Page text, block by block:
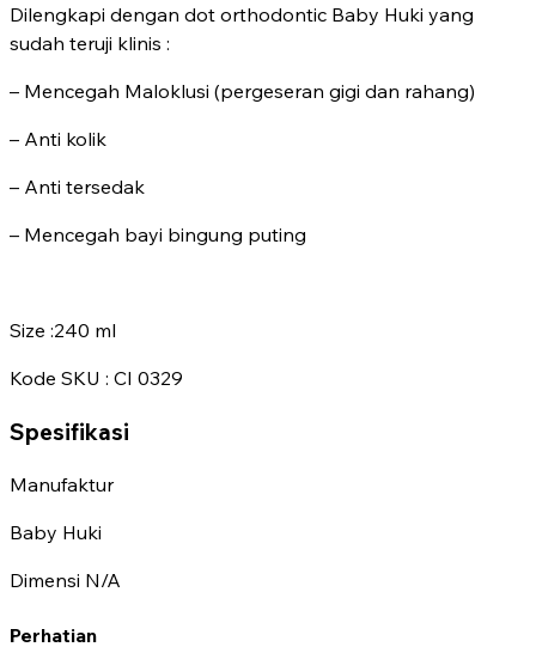
Dilengkapi dengan dot orthodontic Baby Huki yang
sudah teruji klinis :
– Mencegah Maloklusi (pergeseran gigi dan rahang)
– Anti kolik
– Anti tersedak
– Mencegah bayi bingung puting
Size :240 ml
Kode SKU : CI 0329
Spesifikasi
Manufaktur
Baby Huki
Dimensi N/A
Perhatian